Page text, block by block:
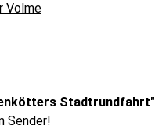
Volme
Stadtrundfahrt"
Sender!